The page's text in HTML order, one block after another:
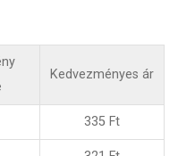
Kedvezményes ár
335 Ft